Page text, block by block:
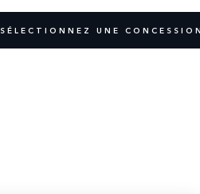
SÉLECTIONNEZ UNE